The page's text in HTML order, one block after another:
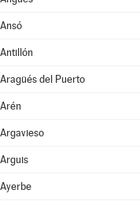
Ansó
Antillón
Aragüés del Puerto
Arén
Argavieso
Arguis
Ayerbe